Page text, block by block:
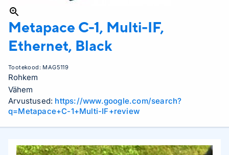
Metapace C-1, Multi-IF,
Ethernet, Black
Tootekood: MAG5119
Rohkem
Vähem
Arvustused: https://www.google.com/search?
q=Metapace+C-1+Multi-IF+review